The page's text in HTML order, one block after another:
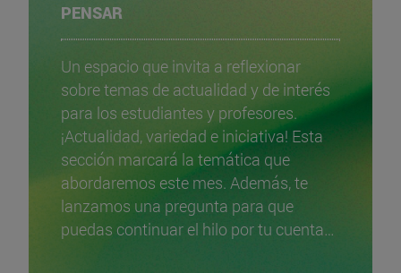
PENSAR
Un espacio que invita a reflexionar
sobre temas de actualidad y de interés
para los estudiantes y profesores.
¡Actualidad, variedad e iniciativa! Esta
sección marcará la temática que
abordaremos este mes. Además, te
lanzamos una pregunta para que
puedas continuar el hilo por tu cuenta…